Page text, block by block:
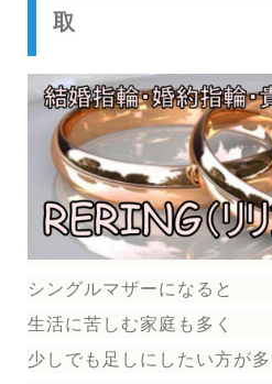
取
シングルマザーになると
生活に苦しむ家庭も多く
少しでも足しにしたい方が多